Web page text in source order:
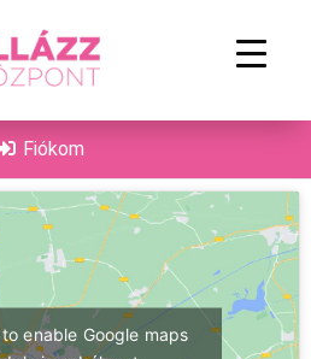
Fiókom
enable Google maps